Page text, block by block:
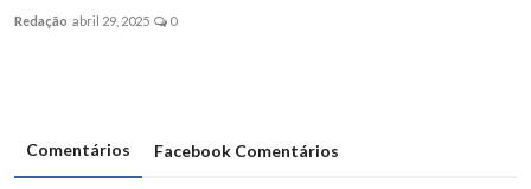
Redação abril 29, 2025 0
Comentários Facebook Comentários